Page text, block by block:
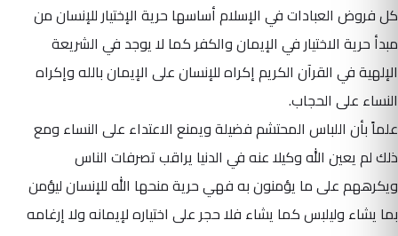
كل فروض العبادات في الإسلام أساسها حرية الإختيار للإنسان من
مبدأ حرية الاختيار في الإيمان والكفر كما لا يوجد في الشريعة
الإلهية في القرآن الكريم إكراه للإنسان على الإيمان بالله وإكراه
النساء على الحجاب.
علماً بأن اللباس المحتشم فضيلة ويمنع الاعتداء على النساء ومع
ذلك لم يعين الله وكيلا عنه في الدنيا يراقب تصرفات الناس
ويكرههم على ما يؤمنون به فهي حرية منحها الله للإنسان ليؤمن
بما يشاء وليلبس كما يشاء فلا حجر على اختياره لإيمانه ولا إرغامه